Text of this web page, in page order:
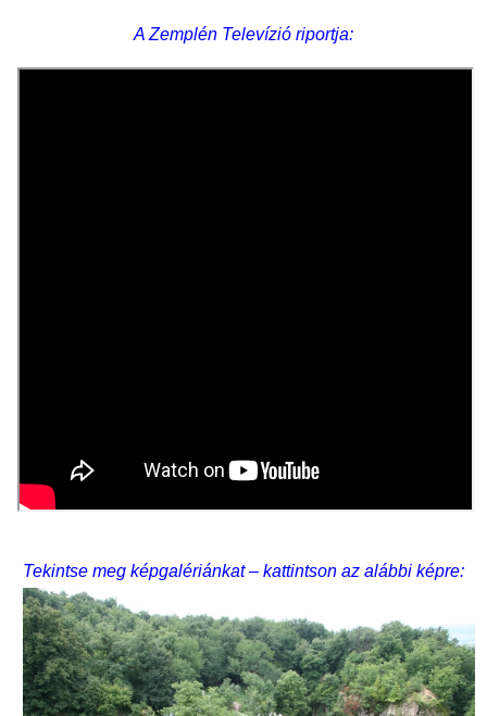
A Zemplén Televízió riportja:
Tekintse meg képgalériánkat – kattintson az alábbi képre: